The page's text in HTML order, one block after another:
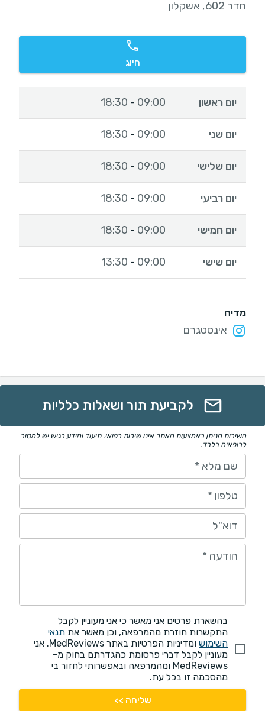
חדר 602, אשקלון
חיוג
יום ראשון 09:00
-
18:30
יום שני 09:00
-
18:30
יום שלישי 09:00
-
18:30
יום רביעי 09:00
-
18:30
יום חמישי 09:00
-
18:30
יום שישי 09:00
-
13:30
מדיה
אינסטגרם
לקביעת תור ושאלות כלליות
השירות הניתן באמצעות האתר אינו שירות רפואי. תיעוד ומידע רגיש יש למסור
לרופאים בלבד.
שם מלא *
טלפון *
דוא"ל
הודעה *
בהשארת פרטים אני מאשר כי אני מעוניין לקבל
התקשרות חוזרת מהמרפאה, וכן מאשר את תנאי
השימוש
ומדיניות הפרטיות באתר MedReviews. אני
מעוניין לקבל דברי פרסומת כהגדרתם בחוק מ-
MedReviews ומהמרפאה ובאפשרותי לחזור בי
מהסכמה זו בכל עת.
שליחה >>